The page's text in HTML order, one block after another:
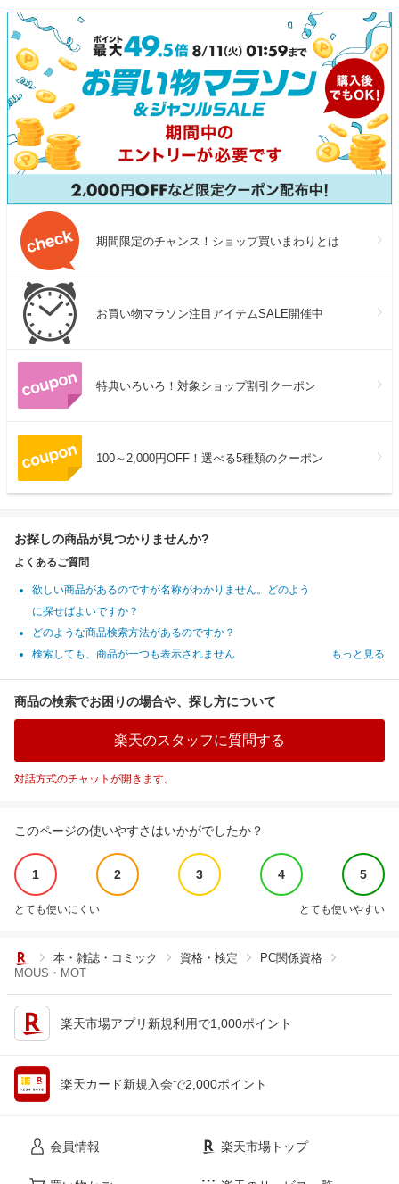
県 銚子市 飯田商店 iidachoshi
期間限定のチャンス！ショップ買いまわりとは
お買い物マラソン注目アイテムSALE開催中
特典いろいろ！対象ショップ割引クーポン
100～2,000円OFF！選べる5種類のクーポン
お探しの商品が見つかりませんか?
よくあるご質問
欲しい商品があるのですが名称がわかりません。どのよう
に探せばよいですか？
どのような商品検索方法があるのですか？
検索しても、商品が一つも表示されません
もっと見る
商品の検索でお困りの場合や、探し方について
楽天のスタッフに質問する
対話方式のチャットが開きます。
このページの使いやすさはいかがでしたか？
1 2 3 4 5
とても使いにくい とても使いやすい
本・雑誌・コミック 資格・検定
PC関係資格
MOUS・MOT
楽天市場アプリ新規利用で1,000ポイント
楽天カード新規入会で2,000ポイント
会員情報 楽天市場トップ